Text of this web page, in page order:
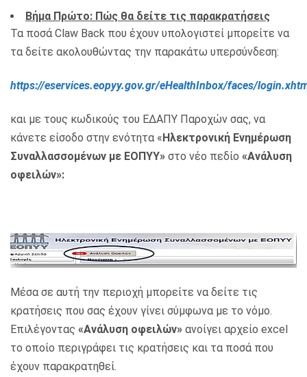
Βήμα Πρώτο: Πώς θα δείτε τις παρακρατήσεις
Τα ποσά Claw Back που έχουν υπολογιστεί μπορείτε να
τα δείτε ακολουθώντας την παρακάτω υπερσύνδεση:
https://eservices.eopyy.gov.gr/eHealthInbox/faces/login.
και με τους κωδικούς του ΕΔΑΠΥ Παροχών σας, να
κάνετε είσοδο στην ενότητα «Ηλεκτρονική Ενημέρωση
Συναλλασσομένων με ΕΟΠΥΥ» στο νέο πεδίο «Ανάλυση
οφειλών»:
Μέσα σε αυτή την περιοχή μπορείτε να δείτε τις
κρατήσεις που σας έχουν γίνει σύμφωνα με το νόμο.
Επιλέγοντας «Ανάλυση οφειλών» ανοίγει αρχείο excel
το οποίο περιγράφει τις κρατήσεις και τα ποσά που
έχουν παρακρατηθεί.